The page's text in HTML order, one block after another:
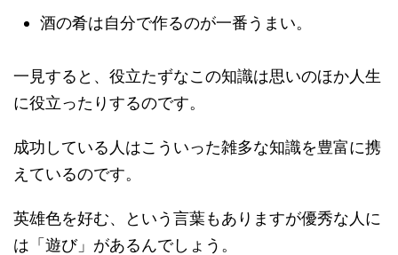
酒の肴は自分で作るのが一番うまい。
一見すると、役立たずなこの知識は思いのほか人生
に役立ったりするのです。
成功している人はこういった雑多な知識を豊富に携
えているのです。
英雄色を好む、という言葉もありますが優秀な人に
は「遊び」があるんでしょう。